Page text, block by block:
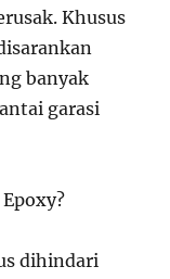
Khusus
banyak
garasi
dihindari